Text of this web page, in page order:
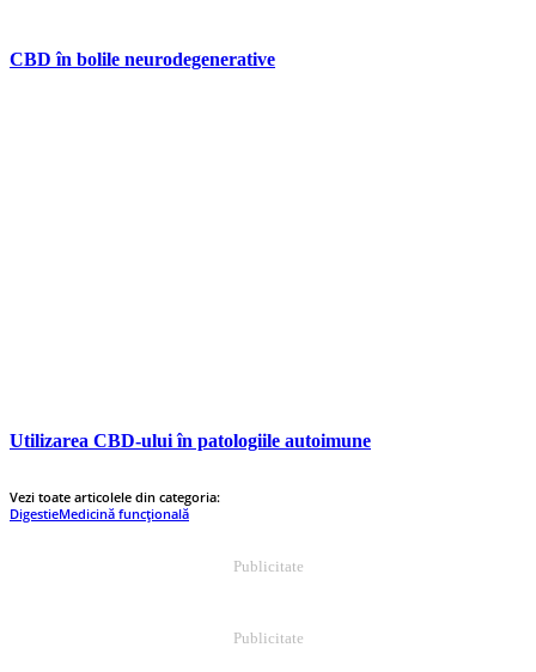
CBD în bolile neurodegenerative
Utilizarea CBD-ului în patologiile autoimune
Vezi toate articolele din categoria:
DigestieMedicină funcțională
Publicitate
Publicitate